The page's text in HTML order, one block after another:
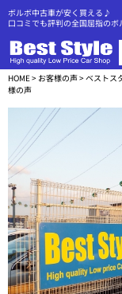
ボルボ中古車が安く買える♪
口コミでも評判の全国屈指の
HOME> お客様の声> ベストス
様の声